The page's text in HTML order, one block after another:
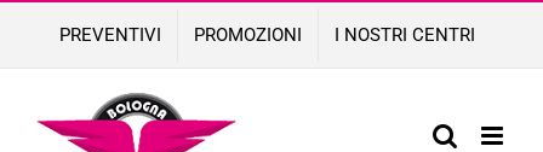
content
PREVENTIVI PROMOZIONI I NOSTRI CENTRI